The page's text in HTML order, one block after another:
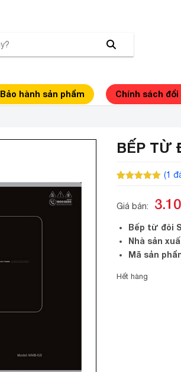
Bảo hành sản phẩm Chính sách đổi
BẾP TỪ
đánh giá
(1
Giá bán:
Bếp từ đôi
Nhà sản
Mã sản
Hết hàng